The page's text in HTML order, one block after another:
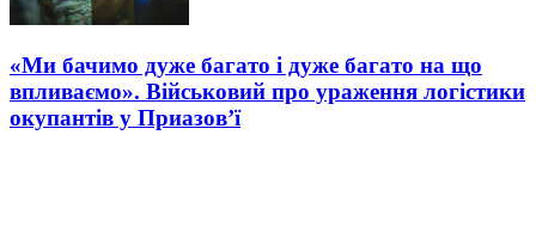
«Ми бачимо дуже багато і дуже багато на що
впливаємо». Військовий про ураження логістики
окупантів у Приазов’ї